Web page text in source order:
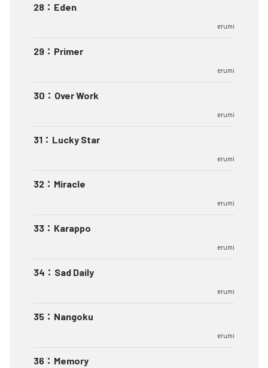
28 ： Eden
erumi
29 ： Primer
erumi
30 ： Over Work
erumi
31 ： Lucky Star
erumi
32 ： Miracle
erumi
33 ： Karappo
erumi
34 ： Sad Daily
erumi
35 ： Nangoku
erumi
36 ： Memory